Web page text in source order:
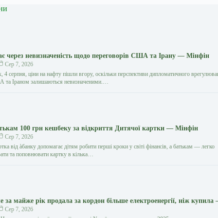
через невизначеність щодо переговорів США та Ірану — Мінфін
Сер 7, 2026
4 серпня, ціни на нафту пішли вгору, оскільки перспективи дипломатичного
та Іраном залишаються невизначеними.…
100 грн кешбеку за відкриття Дитячої картки — Мінфін
Сер 7, 2026
від àбанку допомагає дітям робити перші кроки у світі фінансів, а батькам — легко
та поповнювати картку в кілька…
за майже рік продала за кордон більше електроенергії, ніж
Сер 7, 2026